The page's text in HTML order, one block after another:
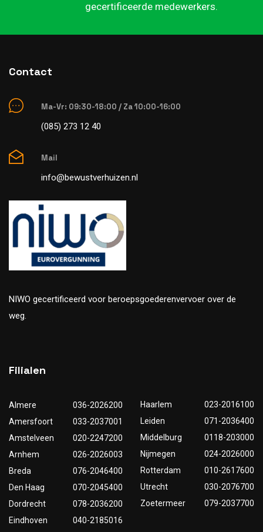
gecertificeerde medewerkers.
Contact
Ma-Vr: 09:30-18:00 / Za 10:00-16:00
(085) 273 12 40
Mail
info@bewustverhuizen.nl
NIWO gecertificeerd voor beroepsgoederenvervoer over de
weg.
Filialen
Almere
036-2026200
Amersfoort
033-2037001
Amstelveen
020-2247200
Arnhem
026-2026003
Breda
076-2046400
Den Haag
070-2045400
Dordrecht
078-2036200
Eindhoven
040-2185016
Haarlem
023-2016100
Leiden
071-2036400
Middelburg
0118-203000
Nijmegen
024-2026000
Rotterdam
010-2617600
Utrecht
030-2076700
Zoetermeer
079-2037700